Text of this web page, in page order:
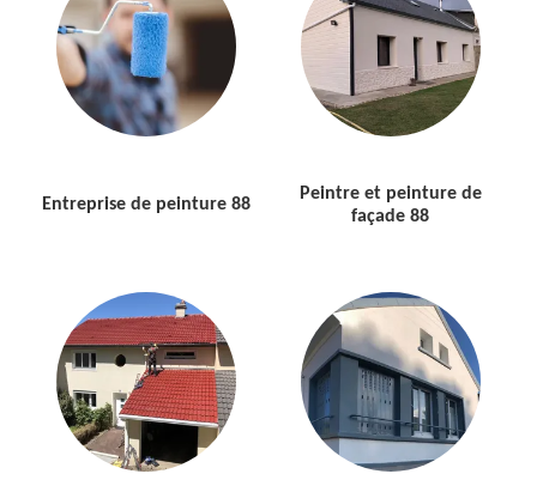
Entreprise de peinture 88
Peintre et peinture de
façade 88